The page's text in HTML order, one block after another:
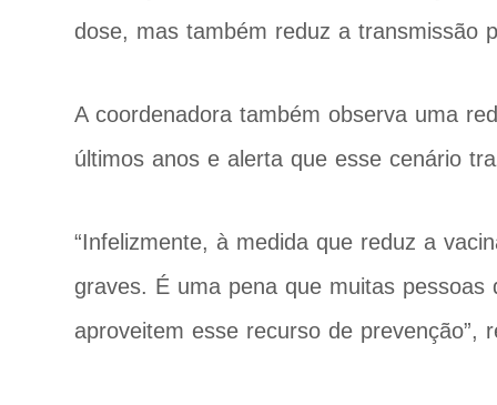
dose, mas também reduz a transmissão
A coordenadora também observa uma
últimos anos e alerta que esse cenário
“Infelizmente, à medida que reduz a
graves. É uma pena que muitas
aproveitem esse recurso de prevenção”,